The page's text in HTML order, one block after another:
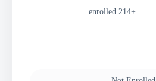
+214
enrolled